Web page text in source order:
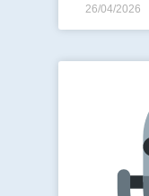
26/04/2026